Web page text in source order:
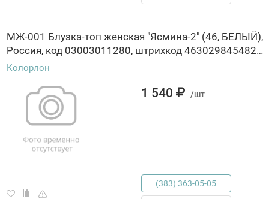
МЖ-001 Блузка-топ женская "Ясмина-2" (46, БЕЛЫЙ),
Россия, код 03003011280, штрихкод 463029845482, артикул МЖ-001
Колорлон
1 540 /шт
(383) 363-05-05